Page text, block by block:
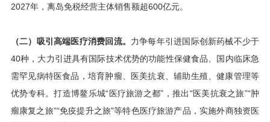
2027年，离岛免税经营主体销售额超600亿元。
（二）吸引高端医疗消费回流。 力争每年引进国际创新药械不少于
40种，大力引进具有国际技术优势的功能性保健食品、国内临床急
需罕见病特医食品，培育肿瘤、医美抗衰、辅助生殖、健康管理等
优势专科。打造博鳌乐城“医疗旅游之都”，推出“医美抗衰之旅”“肿
瘤康复之旅”“免疫提升之旅”等特色医疗旅游产品，实施外商独资医